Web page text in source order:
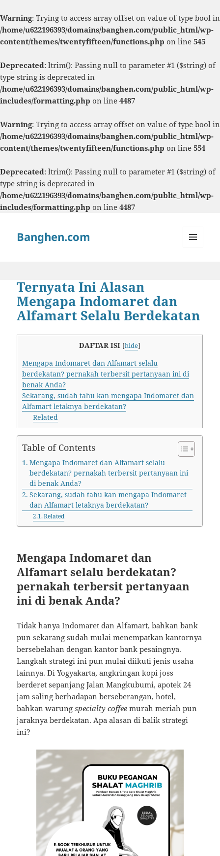
Warning: Trying to access array offset on value of type bool in
/home/u622196393/domains/banghen.com/public_html/wp-
content/themes/twentyfifteen/functions.php on line 545
Deprecated: ltrim(): Passing null to parameter #1 ($string) of
type string is deprecated in
/home/u622196393/domains/banghen.com/public_html/wp-
includes/formatting.php on line 4487
Warning: Trying to access array offset on value of type bool in
/home/u622196393/domains/banghen.com/public_html/wp-
content/themes/twentyfifteen/functions.php on line 554
Deprecated: ltrim(): Passing null to parameter #1 ($string) of
type string is deprecated in
/home/u622196393/domains/banghen.com/public_html/wp-
includes/formatting.php on line 4487
Banghen.com
Ternyata Ini Alasan
Mengapa Indomaret dan
Alfamart Selalu Berdekatan
DAFTAR ISI [hide]
Mengapa Indomaret dan Alfamart selalu
berdekatan? pernakah terbersit pertanyaan ini di
benak Anda?
Sekarang, sudah tahu kan mengapa Indomaret dan
Alfamart letaknya berdekatan?
Related
Table of Contents
Mengapa Indomaret dan Alfamart selalu
berdekatan? pernakah terbersit pertanyaan ini
di benak Anda?
Sekarang, sudah tahu kan mengapa Indomaret
dan Alfamart letaknya berdekatan?
Related
Mengapa Indomaret dan
Alfamart selalu berdekatan?
pernakah terbersit pertanyaan
ini di benak Anda?
Tidak hanya Indomaret dan Alfamart, bahkan bank
pun sekarang sudah mulai menempatkan kantornya
bersebelahan dengan kantor bank pesaingnya.
Langkah strategi ini pun mulai diikuti jenis usaha
lainnya. Di Yogyakarta, angkringan kopi joss
berderet sepanjang Jalan Mangkubumi, apotek 24
jam saling berhadapan berseberangan, hotel,
bahkan warungspecialty coffee murah meriah pun
jaraknya berdekatan. Apa alasan di balik strategi
ini?